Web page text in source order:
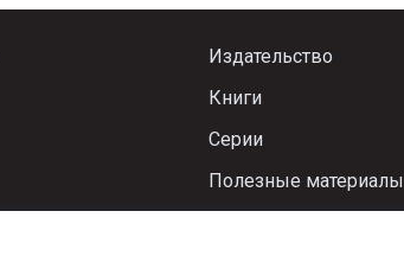
Издательство
Книги
Серии
Полезные материалы